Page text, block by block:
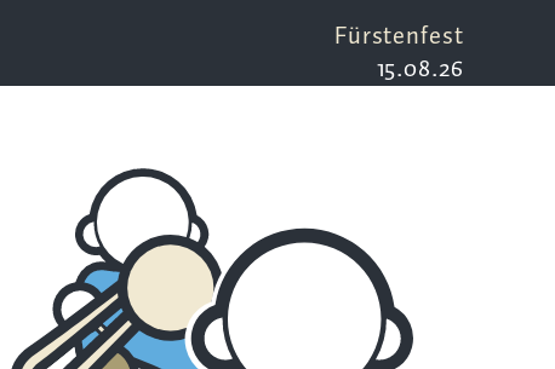
Fürstenfest
15.08.26